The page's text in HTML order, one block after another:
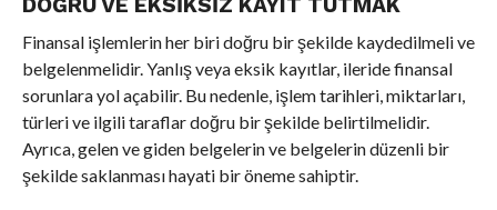
DOĞRU VE EKSIKSIZ KAYIT TUTMAK
Finansal işlemlerin her biri doğru bir şekilde kaydedilmeli ve
belgelenmelidir. Yanlış veya eksik kayıtlar, ileride finansal
sorunlara yol açabilir. Bu nedenle, işlem tarihleri, miktarları,
türleri ve ilgili taraflar doğru bir şekilde belirtilmelidir.
Ayrıca, gelen ve giden belgelerin ve belgelerin düzenli bir
şekilde saklanması hayati bir öneme sahiptir.